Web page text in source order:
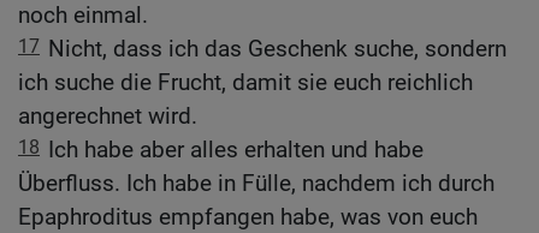
noch einmal.
17 Nicht, dass ich das Geschenk suche, sondern
ich suche die Frucht, damit sie euch reichlich
angerechnet wird.
18 Ich habe aber alles erhalten und habe
Überfluss. Ich habe in Fülle, nachdem ich durch
Epaphroditus empfangen habe, was von euch